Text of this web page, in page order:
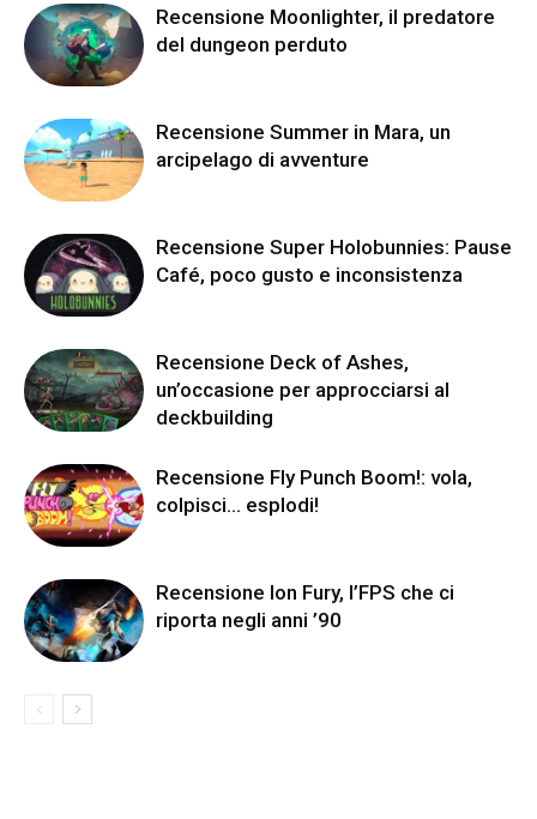
Recensione Moonlighter, il predatore
del dungeon perduto
Recensione Summer in Mara, un
arcipelago di avventure
Recensione Super Holobunnies: Pause
Café, poco gusto e inconsistenza
Recensione Deck of Ashes,
un’occasione per approcciarsi al
deckbuilding
Recensione Fly Punch Boom!: vola,
colpisci… esplodi!
Recensione Ion Fury, l’FPS che ci
riporta negli anni ’90